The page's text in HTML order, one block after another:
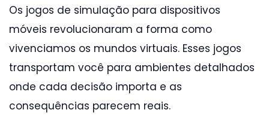
Os jogos de simulação para dispositivos
móveis revolucionaram a forma como
vivenciamos os mundos virtuais. Esses jogos
transportam você para ambientes detalhados
onde cada decisão importa e as
consequências parecem reais.